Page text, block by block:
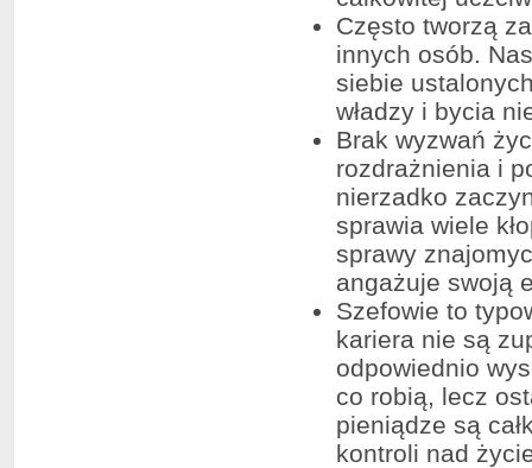
Często tworzą
innych osób.
siebie
władzy i bycia
Brak wyzwań
rozdrażnienia i
nierzadko
sprawia wiele
sprawy
angażuje swoją
Szefowie to
kariera nie są
odpowiednio
co robią, lecz
pieniądze są
kontroli nad